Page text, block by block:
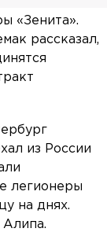
«Зенита».
рассказал,
из России
легионеры
на днях.
Алипа.